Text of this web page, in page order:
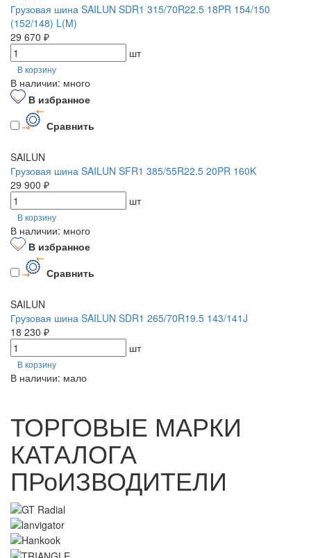
Грузовая шина SAILUN SDR1 315/70R22.5 18PR 154/150
(152/148) L(M)
29 670 ₽
шт
В корзину
В наличии: много
В избранное
Сравнить
SAILUN
Грузовая шина SAILUN SFR1 385/55R22.5 20PR 160K
29 900 ₽
шт
В корзину
В наличии: много
В избранное
Сравнить
SAILUN
Грузовая шина SAILUN SDR1 265/70R19.5 143/141J
18 230 ₽
шт
В корзину
В наличии: мало
ТОРГОВЫЕ МАРКИ
КАТАЛОГА
ПРоИЗВОДИТЕЛИ